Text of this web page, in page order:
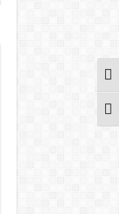
מתג ניגודיות גבוהה
מתג גודל גופן